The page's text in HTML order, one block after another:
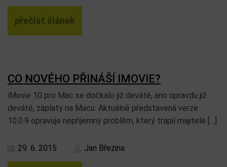
přečíst článek
CO NOVÉHO PŘINÁŠÍ IMOVIE?
iMovie 10 pro Mac se dočkalo již deváté, ano opravdu již
deváté, záplaty na Macu. Aktuálně představená verze
10.0.9 opravuje nepříjemný problém, který trápil majitele […]
29. 6. 2015 Jan Březina